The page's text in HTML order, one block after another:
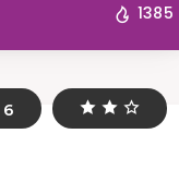
1385
6